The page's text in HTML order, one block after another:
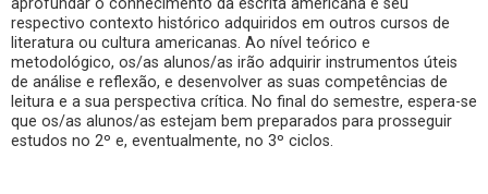
aprofundar o conhecimento da escrita americana e seu
respectivo contexto histórico adquiridos em outros cursos de
literatura ou cultura americanas. Ao nível teórico e
metodológico, os/as alunos/as irão adquirir instrumentos úteis
de análise e reflexão, e desenvolver as suas competências de
leitura e a sua perspectiva crítica. No final do semestre, espera-se
que os/as alunos/as estejam bem preparados para prosseguir
estudos no 2º e, eventualmente, no 3º ciclos.